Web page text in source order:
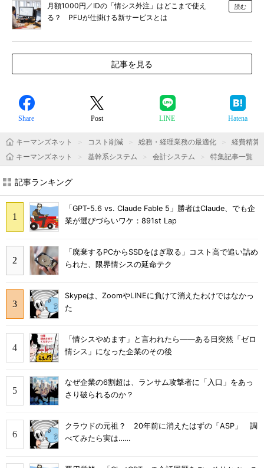
月額1000円／IDの「情シス外注」はどこまで使え
る？ PFUが仕掛ける新サービスとは
読む
記事を見る
Share Post LINE Hatena
キーマンズネット コスト削減 総務・経理業務の最適化
経費精算
キーマンズネット
基幹系システム 会計システム 特集記事一覧
記事ランキング
「GPT-5.6 vs. Claude Fable 5」勝者はClaude、でも企
業が選びづらいワケ：891st Lap
「廃棄するPCからSSDをはぎ取る」コスト高で追い詰め
られた、限界情シスの延命テク
Skypeは、ZoomやLINEに負けて消えたわけではなかっ
た
「情シスやめます」と言われたら――ある日突然「ゼロ
情シス」になった企業のその後
なぜ企業の6割超は、ランサム攻撃者に「入口」をあっ
さり破られるのか？
クラウドの元祖？ 20年前に消えたはずの「ASP」 調
べてみたら実は……